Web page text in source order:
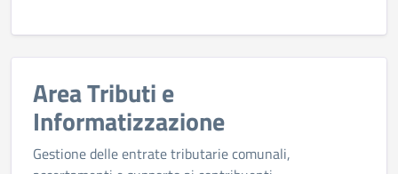
Area Tributi e
Informatizzazione
Gestione delle entrate tributarie comunali,